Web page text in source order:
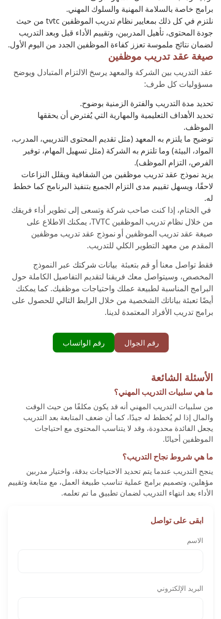
برامج خاصة بالسلامة المهنية والسلوك المهني.
نلتزم في كل ذلك بمعايير نظام تدريب الموظفين tvtc من حيث
جودة المحتوى، تأهيل المدربين، وتقييم الأداء قبل وبعد التدريب
لضمان نتائج ملموسة تعزز كفاءة الموظفين الجدد من اليوم الأول.
صيغة عقد تدريب موظفين
عقد التدريب بين الشركة والمعهد يرسخ الالتزام المتبادل ويوضح
مسؤوليات كل طرف:
تحديد مدة التدريب والفترة الزمنية بوضوح.
تحديد الأهداف التعليمية والمهارية التي يُفترض أن يحققها
الموظف.
توضيح ما يلتزم به المعهد (مثل تقديم المحتوى التدريبي، المدرب،
المواد، البيئة) وما تلتزم به الشركة (مثل تسهيل المهام، توفير
الفرص، التزام الموظف).
يزيد نموذج عقد تدريب موظفين من الشفافية ويقلل النزاعات
لاحقًا، ويسهل تقييم مدى التزام الجميع بتنفيذ البرنامج كما خطط
له.
في الختام، إذا كنت صاحب شركة وتسعى إلى تطوير أداء فريقك
من خلال نظام تدريب الموظفين TVTC، يمكنك الاطلاع على
صيغة عقد تدريب الموظفين أو نموذج عقد تدريب موظفين
المقدم من معهد التطوير الكلي للتدريب.
فقط تواصل معنا أو قم بتعبئة بيانات شركتك عبر النموذج
المخصص، وسيتواصل معك فريقنا لتقديم التفاصيل الكاملة حول
البرامج المناسبة لطبيعة عملك واحتياجات موظفيك. كما يمكنك
أيضًا تعبئة بياناتك الشخصية من خلال الرابط التالي للحصول على
برامج تدريب الأفراد المعتمدة لدينا.
رقم الجوال رقم الواتساب
الأسئلة الشائعة
ما هي سلبيات التدريب المهني؟
من سلبيات التدريب المهني أنه قد يكون مكلفًا من حيث الوقت
والمال إذا لم يُخطط له جيدًا، كما أن ضعف المتابعة بعد التدريب
يجعل الفائدة محدودة، وقد لا يتناسب المحتوى مع احتياجات
الموظفين أحيانًا.
ما هي شروط نجاح التدريب؟
ينجح التدريب عندما يتم تحديد الاحتياجات بدقة، واختيار مدربين
مؤهلين، وتصميم برامج عملية تناسب طبيعة العمل، مع متابعة وتقييم
الأداء بعد انتهاء التدريب لضمان تطبيق ما تم تعلمه.
ابقى على تواصل
الاسم
البريد الإلكتروني